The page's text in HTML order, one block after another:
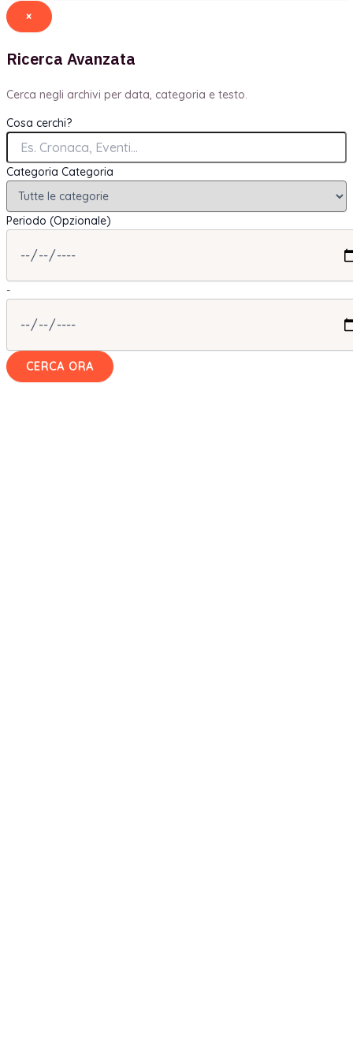
×
Ricerca Avanzata
Cerca negli archivi per data, categoria e testo.
Cosa cerchi?
Categoria Categoria
Periodo (Opzionale)
-
CERCA ORA